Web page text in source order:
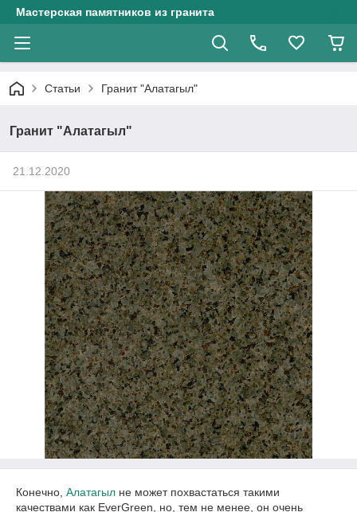
Мастерская памятников из гранита
Статьи Гранит "Алатагыл"
Гранит "Алатагыл"
21.12.2020
Конечно, Алатагыл не может похвастаться такими
качествами как EverGreen, но, тем не менее, он очень